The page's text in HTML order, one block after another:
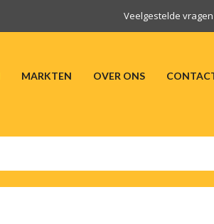
Veelgestelde vragen
MARKTEN OVER ONS